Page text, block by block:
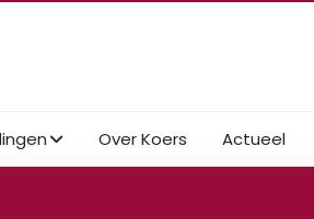
Over Koers Actueel